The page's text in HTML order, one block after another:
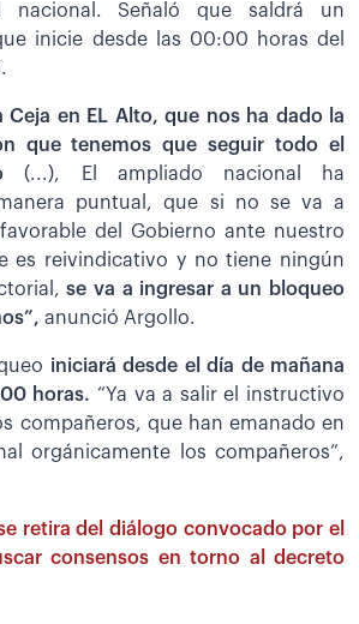
nacional. Señaló que saldrá un
inicie desde las 00:00 horas del
Ceja en EL Alto, que nos ha dado la
que tenemos que seguir todo el
(...), El ampliado nacional ha
puntual, que si no se va a
del Gobierno ante nuestro
es reivindicativo y no tiene ningún
se va a ingresar a un bloqueo
anunció Argollo.
iniciará desde el día de mañana
horas. “Ya va a salir el instructivo
compañeros, que han emanado en
orgánicamente los compañeros”,
retira del diálogo convocado por el
consensos en torno al decreto